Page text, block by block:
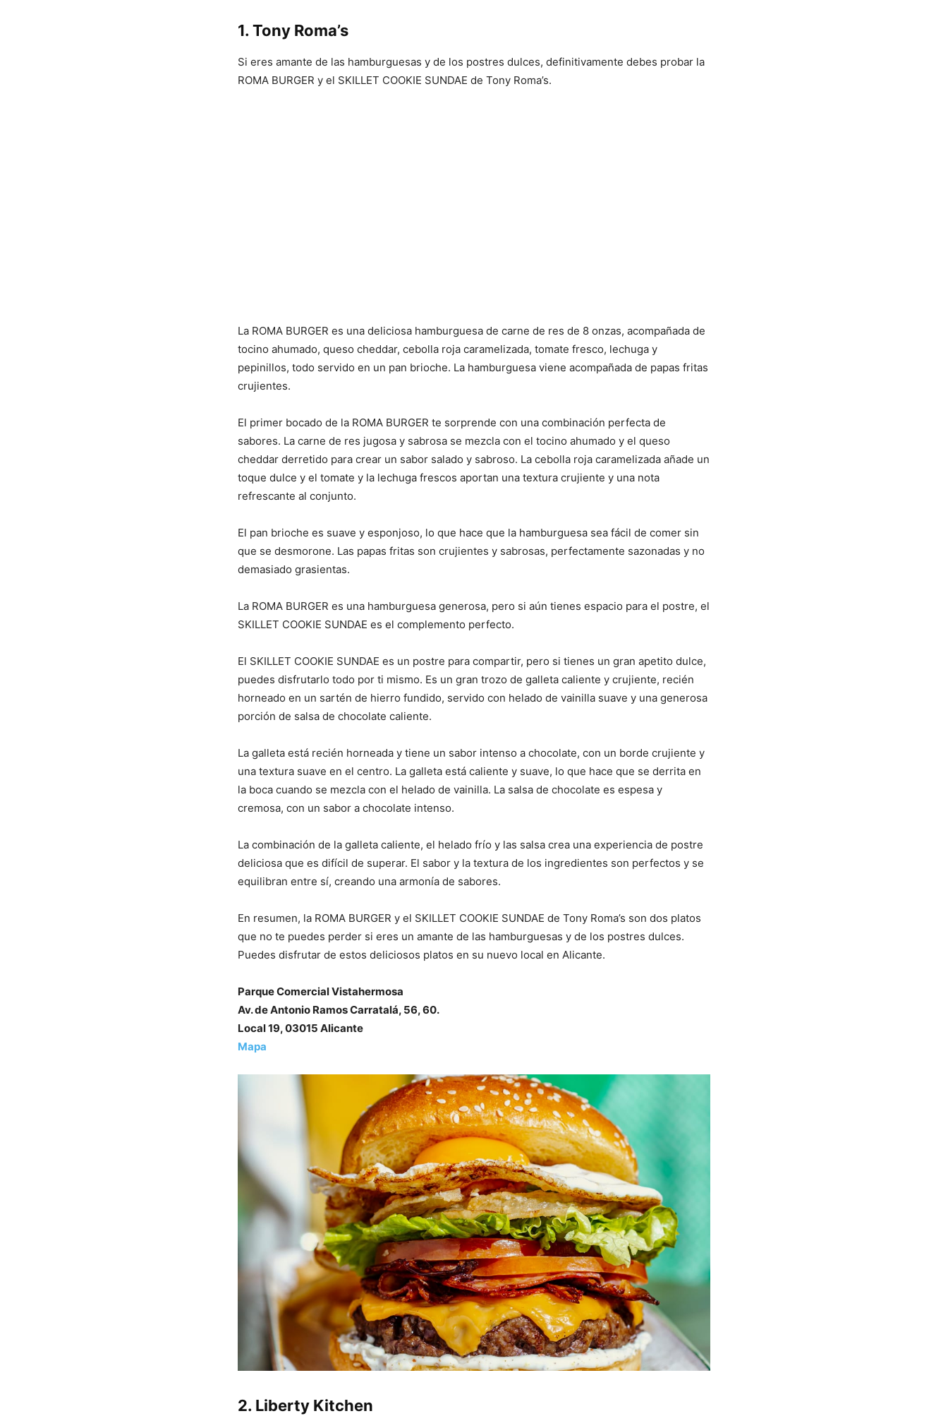
1. Tony Roma’s
Si eres amante de las hamburguesas y de los postres dulces, definitivamente debes probar la
ROMA BURGER y el SKILLET COOKIE SUNDAE de Tony Roma’s.
La ROMA BURGER es una deliciosa hamburguesa de carne de res de 8 onzas, acompañada de
tocino ahumado, queso cheddar, cebolla roja caramelizada, tomate fresco, lechuga y
pepinillos, todo servido en un pan brioche. La hamburguesa viene acompañada de papas fritas
crujientes.
El primer bocado de la ROMA BURGER te sorprende con una combinación perfecta de
sabores. La carne de res jugosa y sabrosa se mezcla con el tocino ahumado y el queso
cheddar derretido para crear un sabor salado y sabroso. La cebolla roja caramelizada añade un
toque dulce y el tomate y la lechuga frescos aportan una textura crujiente y una nota
refrescante al conjunto.
El pan brioche es suave y esponjoso, lo que hace que la hamburguesa sea fácil de comer sin
que se desmorone. Las papas fritas son crujientes y sabrosas, perfectamente sazonadas y no
demasiado grasientas.
La ROMA BURGER es una hamburguesa generosa, pero si aún tienes espacio para el postre, el
SKILLET COOKIE SUNDAE es el complemento perfecto.
El SKILLET COOKIE SUNDAE es un postre para compartir, pero si tienes un gran apetito dulce,
puedes disfrutarlo todo por ti mismo. Es un gran trozo de galleta caliente y crujiente, recién
horneado en un sartén de hierro fundido, servido con helado de vainilla suave y una generosa
porción de salsa de chocolate caliente.
La galleta está recién horneada y tiene un sabor intenso a chocolate, con un borde crujiente y
una textura suave en el centro. La galleta está caliente y suave, lo que hace que se derrita en
la boca cuando se mezcla con el helado de vainilla. La salsa de chocolate es espesa y
cremosa, con un sabor a chocolate intenso.
La combinación de la galleta caliente, el helado frío y las salsa crea una experiencia de postre
deliciosa que es difícil de superar. El sabor y la textura de los ingredientes son perfectos y se
equilibran entre sí, creando una armonía de sabores.
En resumen, la ROMA BURGER y el SKILLET COOKIE SUNDAE de Tony Roma’s son dos platos
que no te puedes perder si eres un amante de las hamburguesas y de los postres dulces.
Puedes disfrutar de estos deliciosos platos en su nuevo local en Alicante.
Parque Comercial Vistahermosa
Av. de Antonio Ramos Carratalá, 56, 60.
Local 19, 03015 Alicante
Mapa
2. Liberty Kitchen